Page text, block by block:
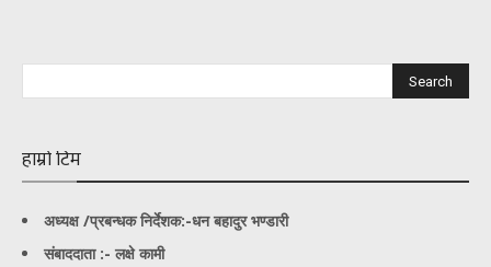
हाम्रो टिम
अध्यक्ष /प्रबन्धक निर्देशक:-धन बहादुर भण्डारी
संबाददाता :- लक्षे कामी